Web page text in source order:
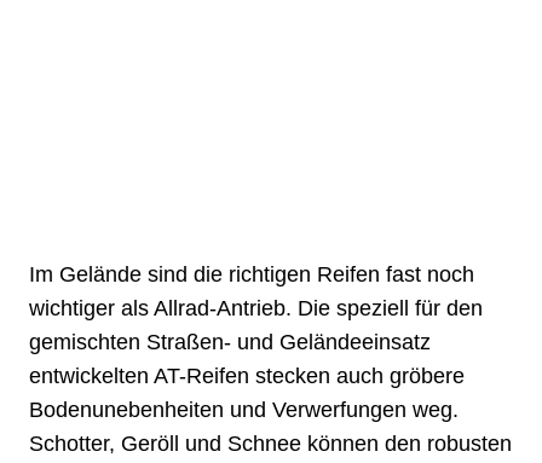
Im Gelände sind die richtigen Reifen fast noch
wichtiger als Allrad-Antrieb. Die speziell für den
gemischten Straßen- und Geländeeinsatz
entwickelten AT-Reifen stecken auch gröbere
Bodenunebenheiten und Verwerfungen weg.
Schotter, Geröll und Schnee können den robusten